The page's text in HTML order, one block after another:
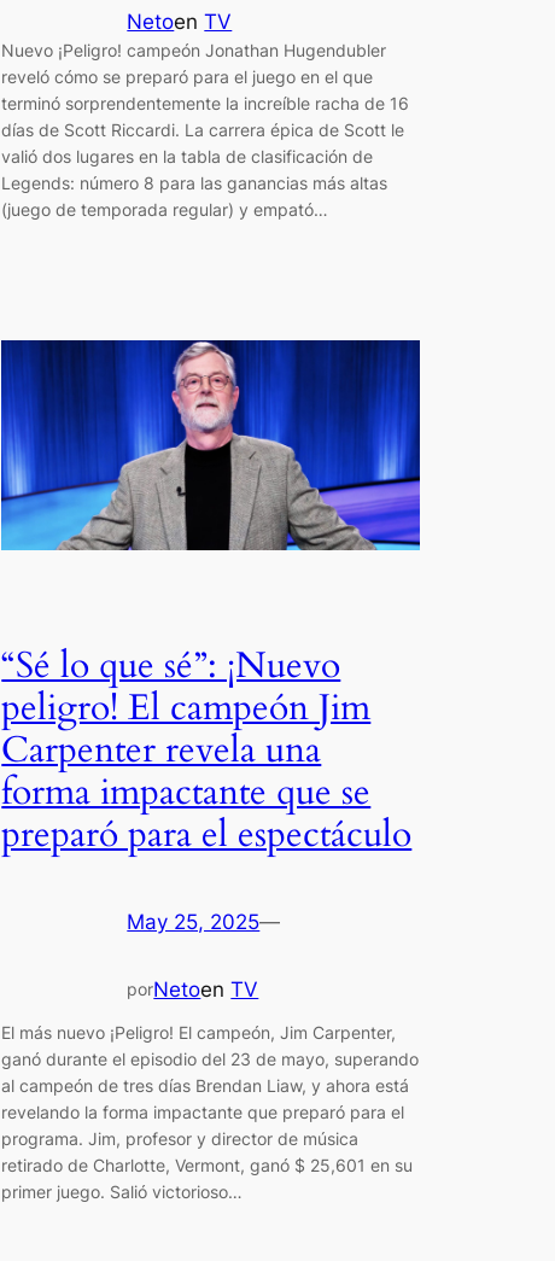
NetoenTV
Nuevo ¡Peligro! campeón Jonathan Hugendubler
reveló cómo se preparó para el juego en el que
terminó sorprendentemente la increíble racha de 16
días de Scott Riccardi. La carrera épica de Scott le
valió dos lugares en la tabla de clasificación de
Legends: número 8 para las ganancias más altas
(juego de temporada regular) y empató…
“Sé lo que sé”: ¡Nuevo
peligro! El campeón Jim
Carpenter revela una
forma impactante que se
preparó para el espectáculo
May 25, 2025—
porNetoenTV
El más nuevo ¡Peligro! El campeón, Jim Carpenter,
ganó durante el episodio del 23 de mayo, superando
al campeón de tres días Brendan Liaw, y ahora está
revelando la forma impactante que preparó para el
programa. Jim, profesor y director de música
retirado de Charlotte, Vermont, ganó $ 25,601 en su
primer juego. Salió victorioso…